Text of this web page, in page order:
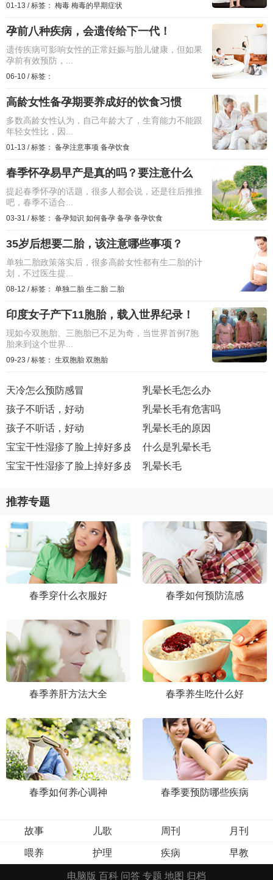
01-13 /标签： 梅毒 梅毒的早期症状
孕前八种疾病，会遗传给下一代！
遗传疾病可影响女性的正常妊娠与胎儿健康，但如果
孕前有效预防，...
06-10 /标签：
高龄女性备孕期要养成好的饮食习惯
多数高龄女性认为，自己年龄大了，生育能力不能跟
年轻女性比，因...
01-13 /标签： 备孕注意事项 备孕饮食
春季怀孕易早产是真的吗？要注意什么
提起春季怀孕的话题，很多人都会说，还是往后推推
吧，春季不适合...
03-31 /标签： 备孕知识 如何备孕 备孕 备孕饮食
35岁后想要二胎，该注意哪些事项？
单独二胎政策落实后，很多高龄女性都有生二胎的计
划，不过医生提...
08-12 /标签： 单独二胎 生二胎 二胎
印度女子产下11胞胎，载入世界纪录！
现如今双胞胎、三胞胎已不足为奇，当世界首例7胞
胎来到这个世界...
09-23 /标签： 生双胞胎 双胞胎
天冷怎么预防感冒
孩子不听话，好动
孩子不听话，好动
宝宝干性湿疹了脸上掉好多皮，干干的有合适的药膏吗
宝宝干性湿疹了脸上掉好多皮，干干的有合适的药膏吗
乳晕长毛怎么办
乳晕长毛有危害吗
乳晕长毛的原因
什么是乳晕长毛
乳晕长毛
推荐专题
春季穿什么衣服好 春季如何预防流感
春季养肝方法大全 春季养生吃什么好
春季如何养心调神 春季要预防哪些疾病
故事 儿歌 周刊 月刊
喂养 护理 疾病 早教
电脑版 百科 问答 专题 地图 归档